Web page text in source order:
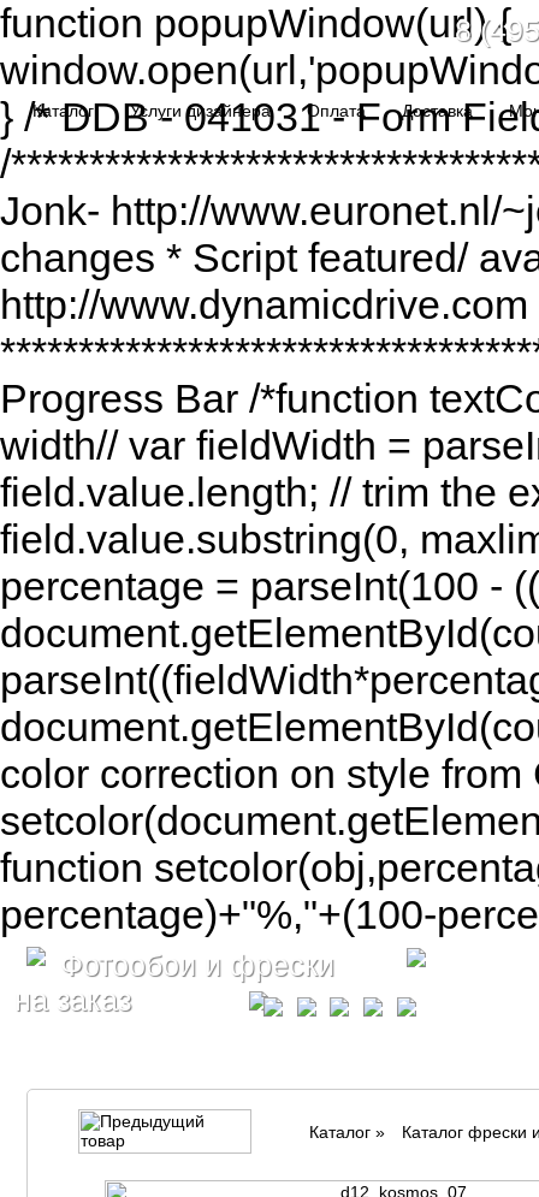
function popupWindow(url) {
} /* DDB - 041031 - Form
/
Jonk- http://www.euronet.nl/
changes * Script featured/
http://
Progress Bar /*function
width// var fieldWidth =
field.value.length; // trim the
field.value.substring(0,
percentage = parseInt(100 -
color correction on style
function
percentage)+"%,"+(100-
Фотообои и фрески
на заказ
8
Каталог Услуги дизайнера Оплата Доставка
Каталог» Каталог фрески